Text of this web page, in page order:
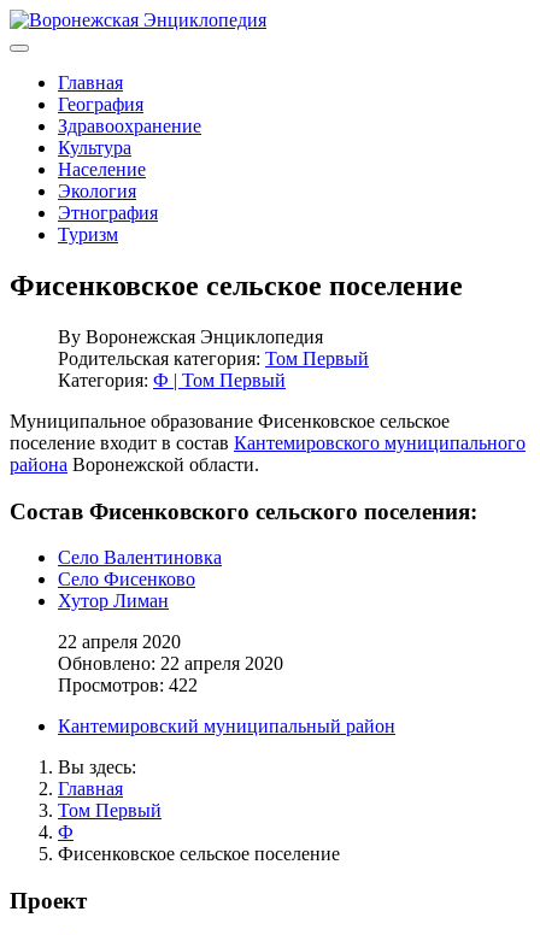
Главная
География
Здравоохранение
Культура
Население
Экология
Этнография
Туризм
Фисенковское сельское поселение
By Воронежская Энциклопедия
Родительская категория: Том Первый
Категория: Ф | Том Первый
Муниципальное образование Фисенковское сельское
поселение входит в состав Кантемировского муниципального
района Воронежской области.
Состав Фисенковского сельского поселения:
Село Валентиновка
Село Фисенково
Хутор Лиман
22 апреля 2020
Обновлено: 22 апреля 2020
Просмотров: 422
Кантемировский муниципальный район
Вы здесь:
Главная
Том Первый
Ф
Фисенковское сельское поселение
Проект